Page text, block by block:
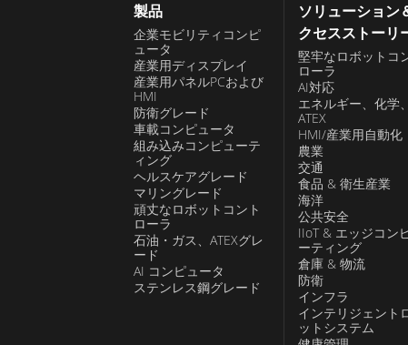
製品
企業モビリティコンピ
ュータ
産業用ディスプレイ
産業用パネルPCおよび
HMI
防衛グレード
車載コンピュータ
組み込みコンピューテ
ィング
ヘルスケアグレード
マリングレード
頑丈なロボットコント
ローラ
石油・ガス、ATEXグレ
ード
AI コンピュータ
ステンレス鋼グレード
ソリューション
クセスストーリ
堅牢なロボットコ
ローラ
AI対応
エネルギー、化学、
ATEX
HMI/産業用自動化
農業
交通
食品 & 衛生産業
海洋
公共安全
IIoT & エッジコン
ーティング
倉庫 & 物流
防衛
インフラ
インテリジェント
ットシステム